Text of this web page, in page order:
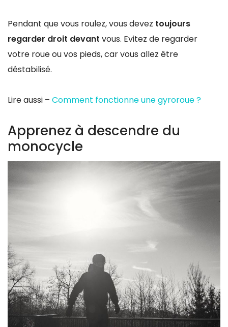
Pendant que vous roulez, vous devez toujours
regarder droit devant vous. Evitez de regarder
votre roue ou vos pieds, car vous allez être
déstabilisé.
Lire aussi – Comment fonctionne une gyroroue ?
Apprenez à descendre du
monocycle